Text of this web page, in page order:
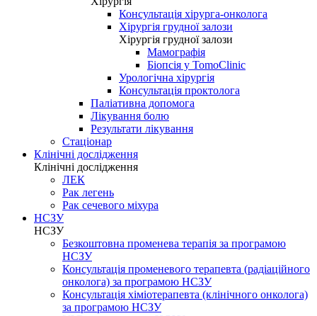
Консультація хірурга-онколога
Хірургія грудної залози
Хірургія грудної залози
Мамографія
Біопсія у TomoClinic
Урологічна хірургія
Консультація проктолога
Паліативна допомога
Лікування болю
Результати лікування
Стаціонар
Клінічні дослідження
Клінічні дослідження
ЛЕК
Рак легень
Рак сечевого міхура
НСЗУ
НСЗУ
Безкоштовна променева терапія за програмою
НСЗУ
Консультація променевого терапевта (радіаційного
онколога) за програмою НСЗУ
Консультація хіміотерапевта (клінічного онколога)
за програмою НСЗУ